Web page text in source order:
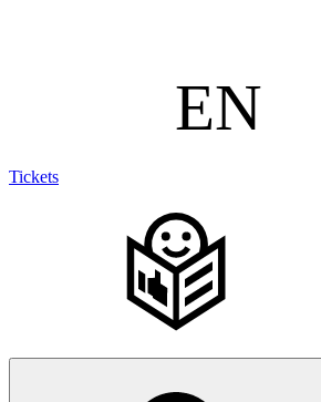
Tickets